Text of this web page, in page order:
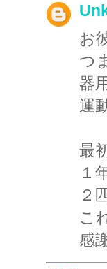
お
つ
器
運
最
１
２
こ
感